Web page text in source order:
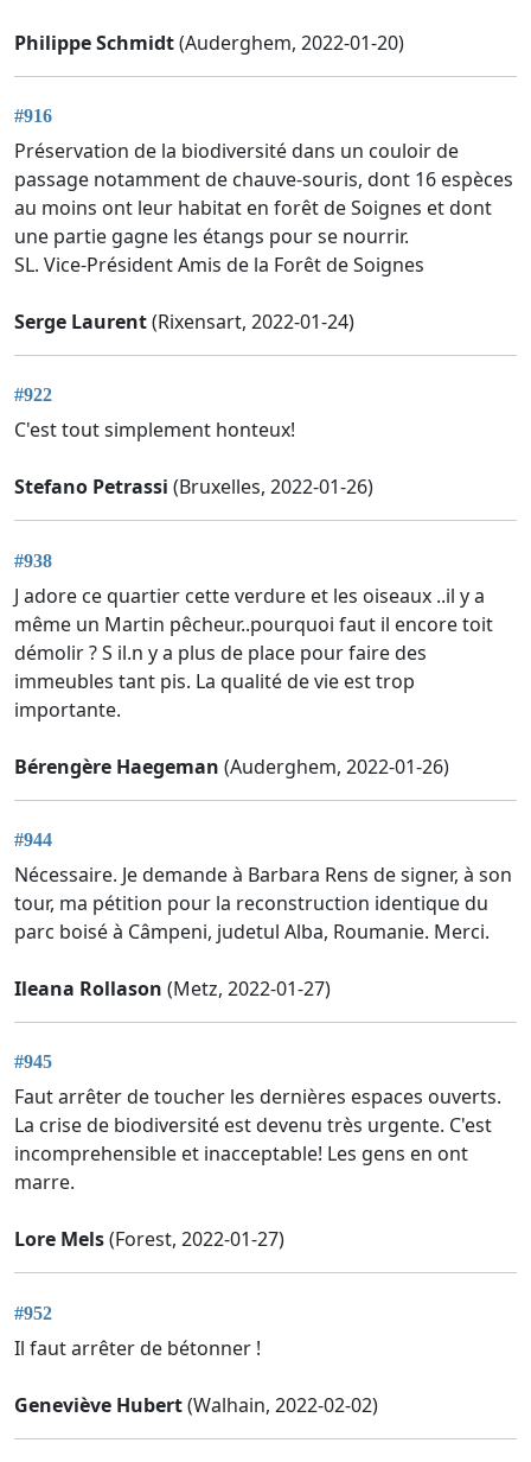
Philippe Schmidt(Auderghem, 2022-01-20)
#916
Préservation de la biodiversité dans un couloir de
passage notamment de chauve-souris, dont 16 espèces
au moins ont leur habitat en forêt de Soignes et dont
une partie gagne les étangs pour se nourrir.
SL. Vice-Président Amis de la Forêt de Soignes
Serge Laurent(Rixensart, 2022-01-24)
#922
C'est tout simplement honteux!
Stefano Petrassi (Bruxelles, 2022-01-26)
#938
J adore ce quartier cette verdure et les oiseaux ..il y a
même un Martin pêcheur..pourquoi faut il encore toit
démolir ? S il.n y a plus de place pour faire des
immeubles tant pis. La qualité de vie est trop
importante.
Bérengère Haegeman (Auderghem, 2022-01-26)
#944
Nécessaire. Je demande à Barbara Rens de signer, à son
tour, ma pétition pour la reconstruction identique du
parc boisé à Câmpeni, judetul Alba, Roumanie. Merci.
Ileana Rollason (Metz, 2022-01-27)
#945
Faut arrêter de toucher les dernières espaces ouverts.
La crise de biodiversité est devenu très urgente. C'est
incomprehensible et inacceptable! Les gens en ont
marre.
Lore Mels(Forest, 2022-01-27)
#952
Il faut arrêter de bétonner !
Geneviève Hubert(Walhain, 2022-02-02)